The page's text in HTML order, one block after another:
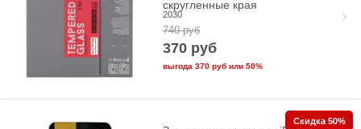
скругленные края
2030
740 руб
370 руб
выгода 370 рубили 50%
Скидка 50%